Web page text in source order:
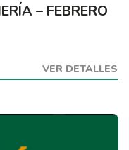
– FEBRERO
VER DETALLES